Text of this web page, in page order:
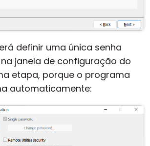
definir uma única senha
janela de configuração do
etapa, porque o programa
automaticamente: